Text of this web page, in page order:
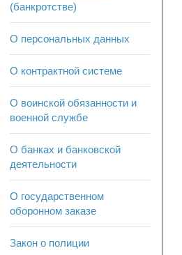
(банкротстве)
О персональных данных
О контрактной системе
О воинской обязанности и
военной службе
О банках и банковской
деятельности
О государственном
оборонном заказе
Закон о полиции